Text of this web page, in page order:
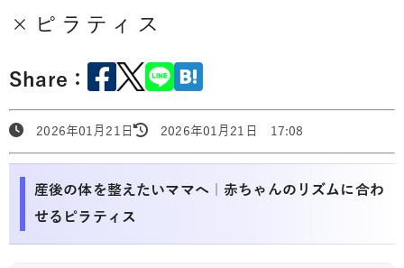
×ピラティス
Share：
2026年01月21日 2026年01月21日 17:08
産後の体を整えたいママへ｜赤ちゃんのリズムに合わ
せるピラティス